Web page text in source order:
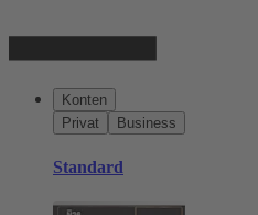
Konten
Privat
Business
Standard